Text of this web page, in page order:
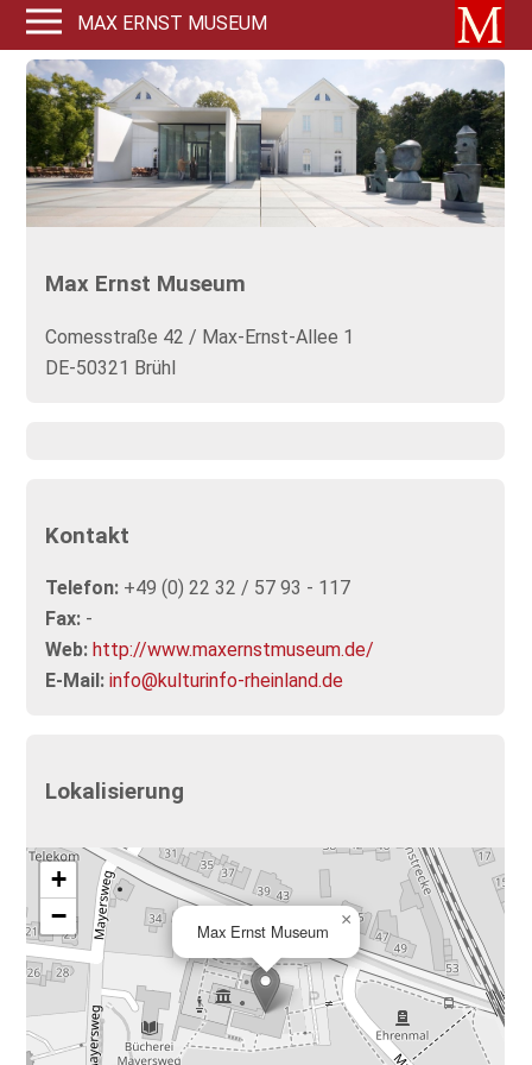
MAX ERNST MUSEUM
Max Ernst Museum
Comesstraße 42 / Max-Ernst-Allee 1
DE-50321 Brühl
Kontakt
Telefon: +49 (0) 22 32 / 57 93 - 117
Fax: -
Web: http://www.maxernstmuseum.de/
E-Mail: info@kulturinfo-rheinland.de
Lokalisierung
Max Ernst Museum
×
+
−